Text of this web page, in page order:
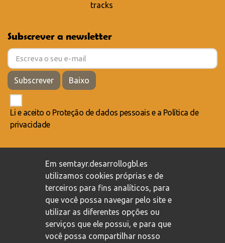
tracks
Subscrever a newsletter
Subscrever Baixo
Li e aceito o Proteção de dados pessoais e a Política de
privacidade
Política de privacidade
/ Política de cookies
Em semtayr.desarrollogbl.es
utilizamos cookies próprias e de
terceiros para fins analíticos, para
que você possa navegar pelo site e
utilizar as diferentes opções ou
serviços que ele possui, e para que
você possa compartilhar nosso